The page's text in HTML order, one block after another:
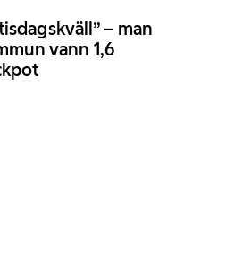
– man
vann 1,6